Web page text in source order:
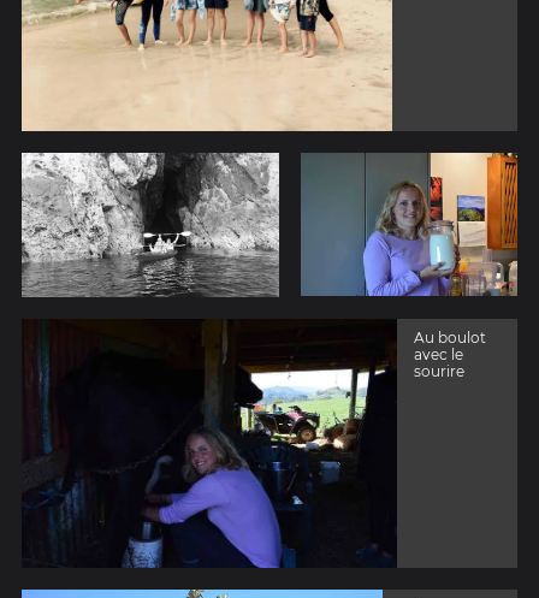
Au boulot
avec le
sourire